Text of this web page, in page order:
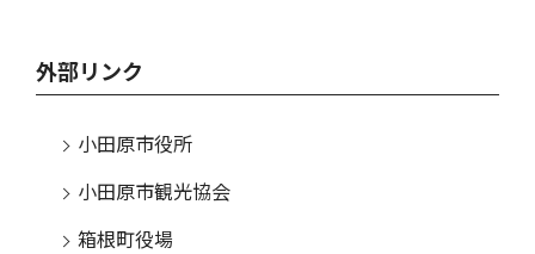
外部リンク
小田原市役所
小田原市観光協会
箱根町役場